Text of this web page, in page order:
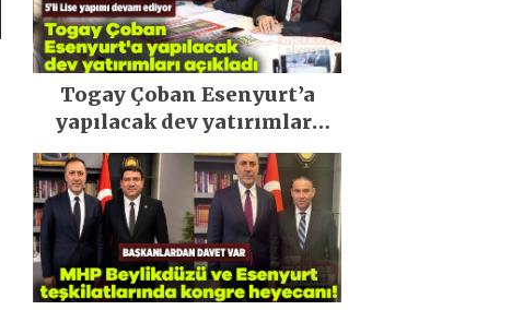
Togay Çoban Esenyurt’a
yapılacak dev yatırımları
açıkladı